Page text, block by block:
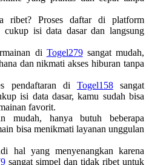
ribet? Proses daftar di platform
cukup isi data dasar dan langsung
di Togel279sangat mudah,
dan nikmati akses hiburan tanpa
pendaftaran di Togel158sangat
isi data dasar, kamu sudah bisa
favorit.
mudah, hanya butuh beberapa
bisa menikmati layanan unggulan
hal yang menyenangkan karena
sangat simpel dan tidak ribet untuk